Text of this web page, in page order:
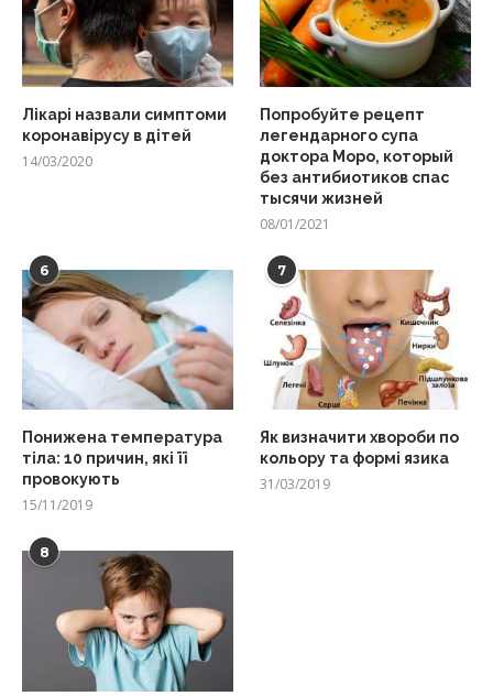
Лікарі назвали симптоми
коронавірусу в дітей
14/03/2020
Попробуйте рецепт
легендарного супа
доктора Моро, который
без антибиотиков спас
тысячи жизней
08/01/2021
6
Понижена температура
тіла: 10 причин, які її
провокують
15/11/2019
7
Як визначити хвороби по
кольору та формі язика
31/03/2019
8